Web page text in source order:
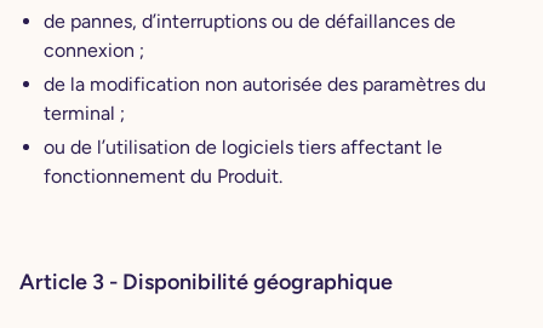
de pannes, d’interruptions ou de défaillances de
connexion ;
de la modification non autorisée des paramètres du
terminal ;
ou de l’utilisation de logiciels tiers affectant le
fonctionnement du Produit.
Article 3 - Disponibilité géographique